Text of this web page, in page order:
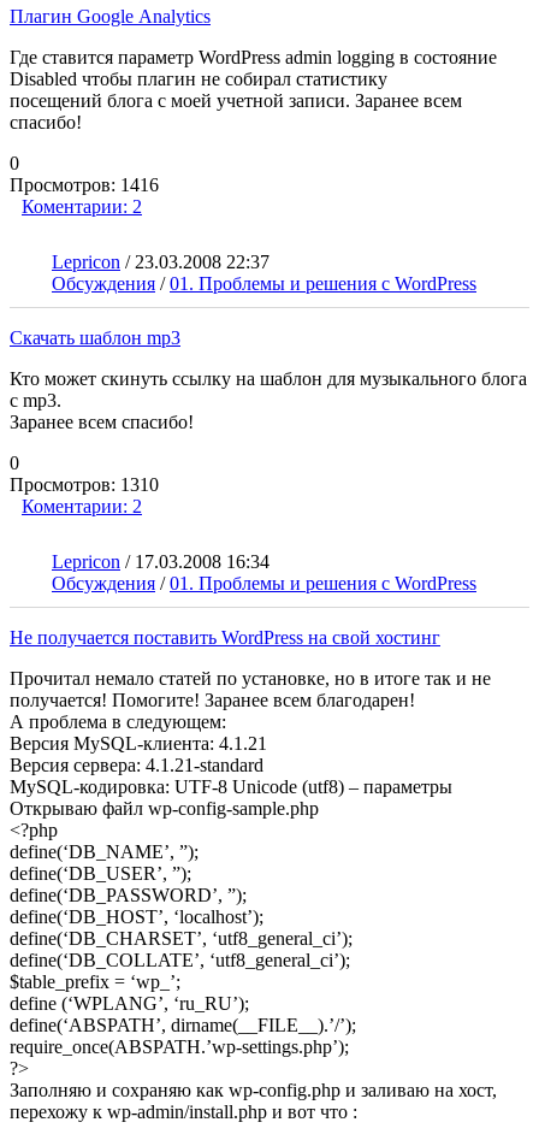
Плагин Google Analytics
Где ставится параметр WordPress admin logging в состояние
Disabled чтобы плагин не собирал статистику
посещений блога с моей учетной записи. Заранее всем
спасибо!
0
Просмотров: 1416
Коментарии: 2
Lepricon / 23.03.2008 22:37
Обсуждения /01. Проблемы и решения с WordPress
Cкачать шаблон mp3
Кто может скинуть ссылку на шаблон для музыкального блога
с mp3.
Заранее всем спасибо!
0
Просмотров: 1310
Коментарии: 2
Lepricon / 17.03.2008 16:34
Обсуждения /01. Проблемы и решения с WordPress
Не получается поставить WordPress на свой хостинг
Прочитал немало статей по установке, но в итоге так и не
получается! Помогите! Заранее всем благодарен!
А проблема в следующем:
Версия MySQL-клиента: 4.1.21
Версия сервера: 4.1.21-standard
MySQL-кодировка: UTF-8 Unicode (utf8) – параметры
Открываю файл wp-config-sample.php
<?php
define(‘DB_NAME’, ”);
define(‘DB_USER’, ”);
define(‘DB_PASSWORD’, ”);
define(‘DB_HOST’, ‘localhost’);
define(‘DB_CHARSET’, ‘utf8_general_ci’);
define(‘DB_COLLATE’, ‘utf8_general_ci’);
$table_prefix = ‘wp_’;
define (‘WPLANG’, ‘ru_RU’);
define(‘ABSPATH’, dirname(__FILE__).’/’);
require_once(ABSPATH.’wp-settings.php’);
?>
Заполняю и сохраняю как wp-config.php и заливаю на хост,
перехожу к wp-admin/install.php и вот что :